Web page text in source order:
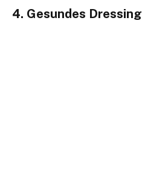
4. Gesundes Dressing